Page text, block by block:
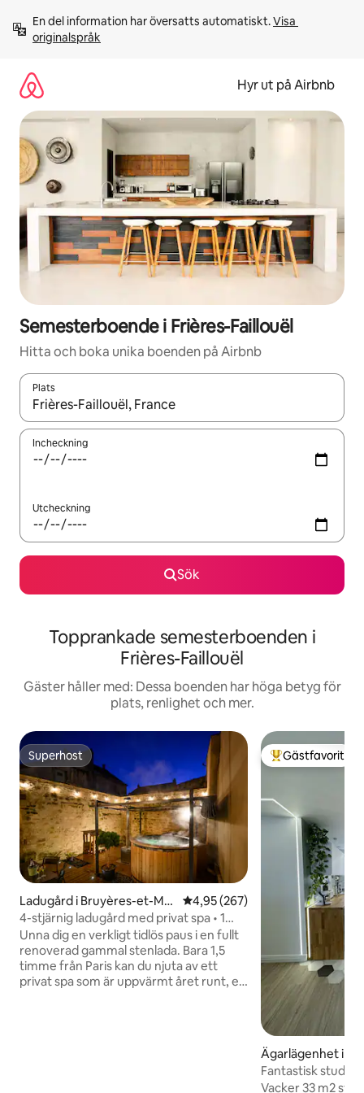
innehåll
En del information har översatts automatiskt. Visa
originalspråk
Hyr ut på Airbnb
Semesterboende i Frières-Faillouël
Hitta och boka unika boenden på Airbnb
Plats
När resultaten är tillgängliga kan du navigera med upp- och
Incheckning
Utcheckning
Sök
Topprankade semesterboenden i
Frières-Faillouël
Gäster håller med: Dessa boenden har höga betyg för
plats, renlighet och mer.
Superhost
Superhost
Ladugård i Bruyères-et-Mo
ntbérault
4,95 av 5 i genomsnittligt
4,95 (267)
4-stjärnig ladugård med privat spa • 1
timme och 30 minuter från Paris
Unna dig en verkligt tidlös paus i en fullt
renoverad gammal stenlada. Bara 1,5
timme från Paris kan du njuta av ett
privat spa som är uppvärmt året runt, en
Populär
Gästfavorit
Ägarlägenhet i
Fantastisk studio
Vacker 33 m2 studio i